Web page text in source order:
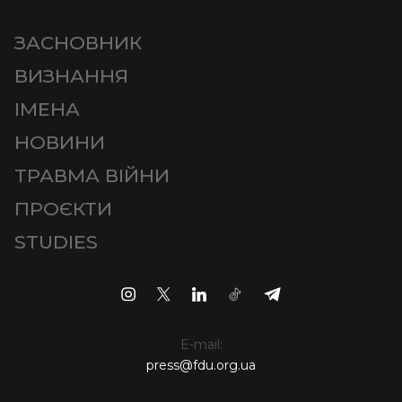
ЗАСНОВНИК
ВИЗНАННЯ
ІМЕНА
НОВИНИ
ТРАВМА ВІЙНИ
ПРОЄКТИ
STUDIES
E-mail:
press@fdu.org.ua